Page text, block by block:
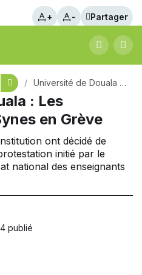
Université de Douala :
Synes en Grève
: Les
en Grève
ont décidé de
initié par le
national des enseignants
publié
+ - Partager